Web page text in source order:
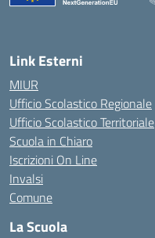
Link Esterni
MIUR
Ufficio Scolastico Regionale
Ufficio Scolastico Territoriale
Scuola in Chiaro
Iscrizioni On Line
Invalsi
Comune
La Scuola